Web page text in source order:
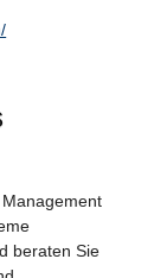
beraten Sie